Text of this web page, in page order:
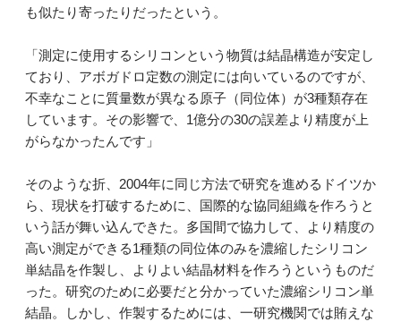
も似たり寄ったりだったという。
「測定に使用するシリコンという物質は結晶構造が安定し
ており、アボガドロ定数の測定には向いているのですが、
不幸なことに質量数が異なる原子（同位体）が3種類存在
しています。その影響で、1億分の30の誤差より精度が上
がらなかったんです」
そのような折、2004年に同じ方法で研究を進めるドイツか
ら、現状を打破するために、国際的な協同組織を作ろうと
いう話が舞い込んできた。多国間で協力して、より精度の
高い測定ができる1種類の同位体のみを濃縮したシリコン
単結晶を作製し、よりよい結晶材料を作ろうというものだ
った。研究のために必要だと分かっていた濃縮シリコン単
結晶。しかし、作製するためには、一研究機関では賄えな